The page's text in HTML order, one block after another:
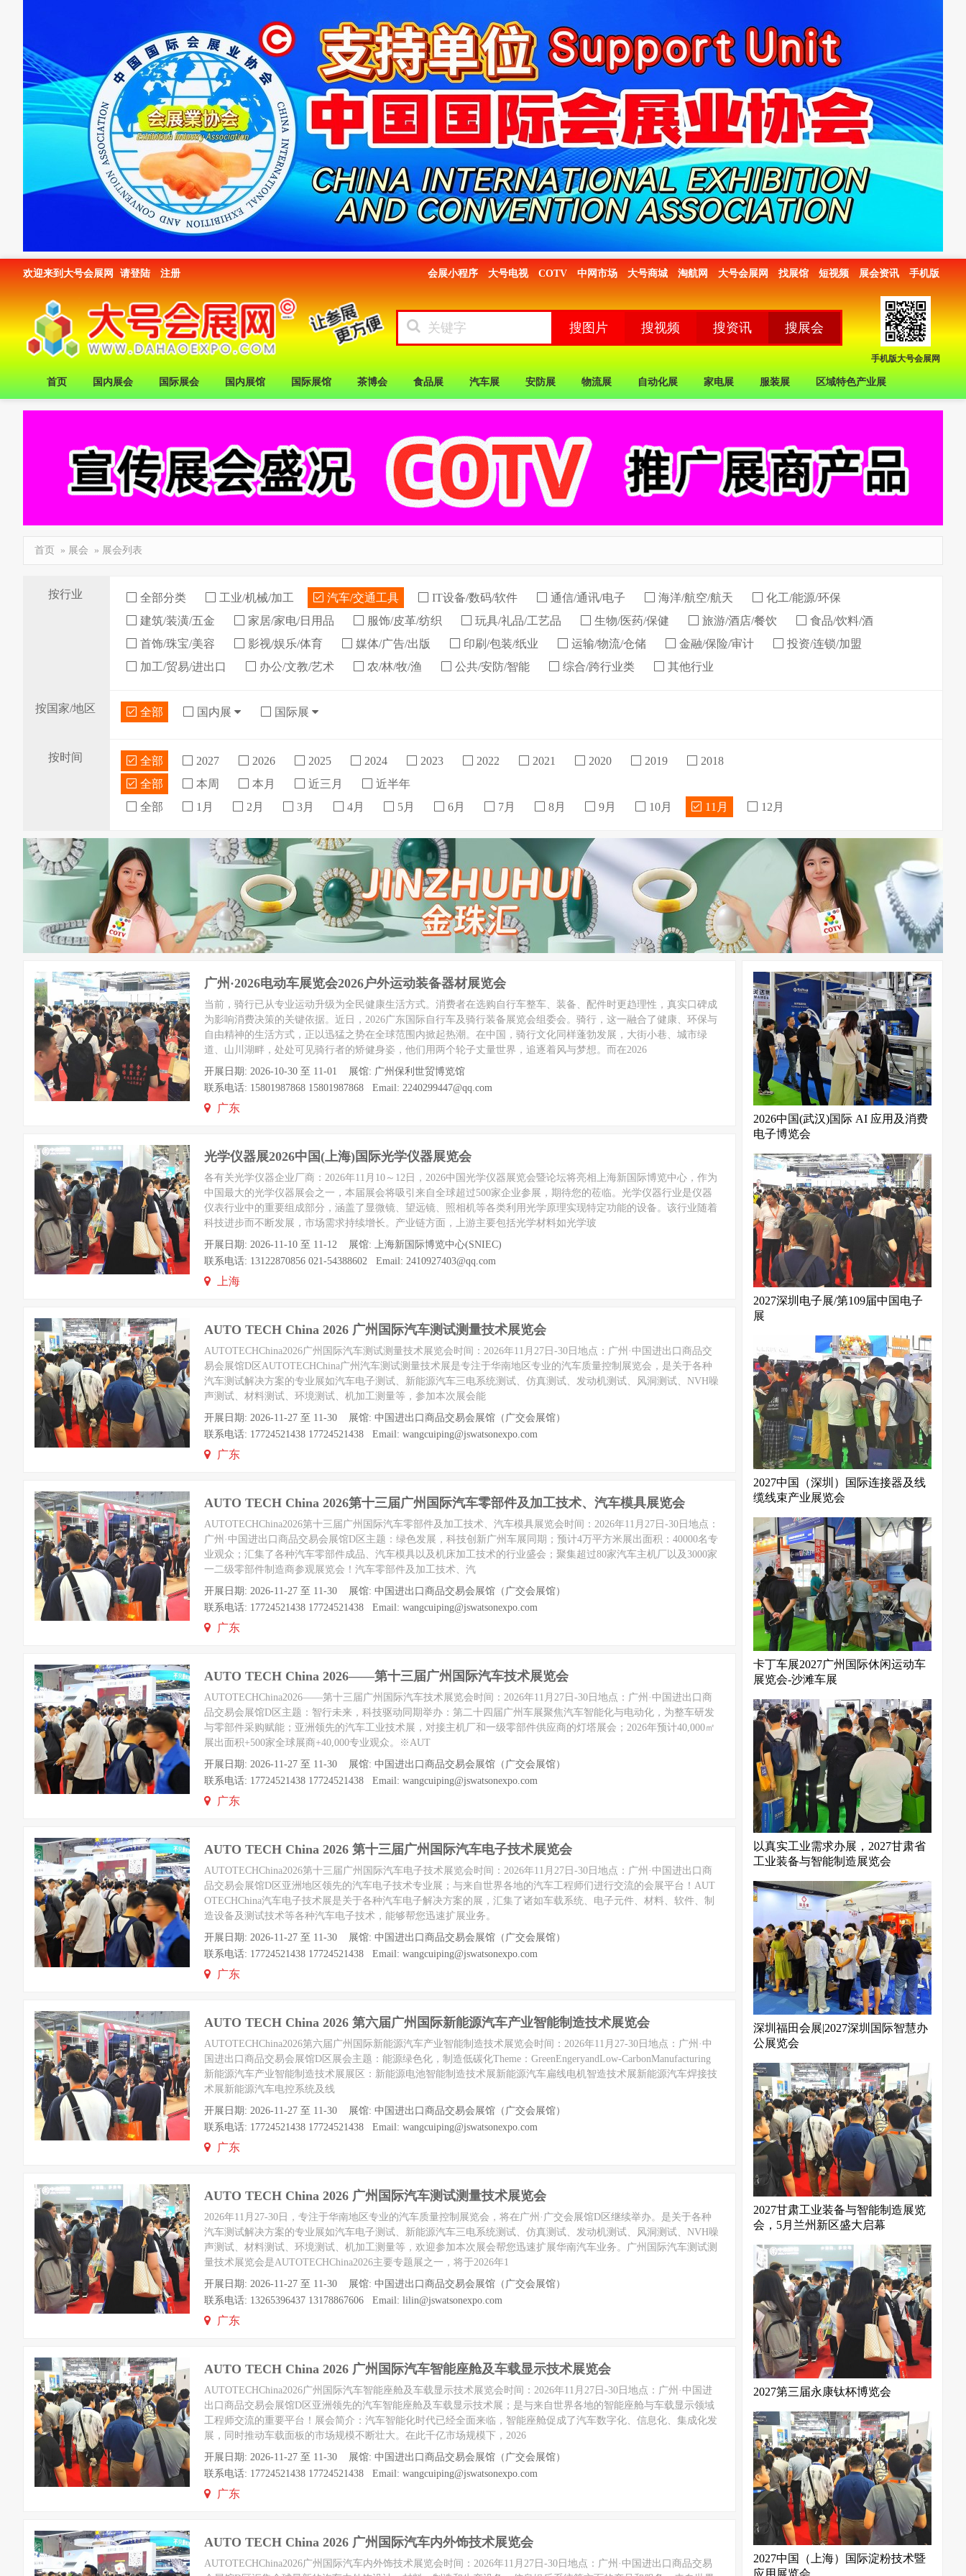
欢迎来到大号会展网 请登陆 注册 会展小程序 大号电视 COTV 中网市场 大号商城 淘航网 大号会展网 找展馆 短视频 展会资讯 手机版
手机版大号会展网
首页 国内展会 国际展会 国内展馆 国际展馆 茶博会 食品展 汽车展 安防展 物流展 自动化展 家电展 服装展 区域特色产业展
首页 » 展会 » 展会列表
按行业 全部分类 工业/机械/加工 汽车/交通工具 IT设备/数码/软件 通信/通讯/电子 海洋/航空/航天
化工/能源/环保
建筑/装潢/五金
家居/家电/日用品 服饰/皮革/纺织 玩具/礼品/工艺品 生物/医药/保健 旅游/酒店/餐饮
食品/饮料/酒
首饰/珠宝/美容
影视/娱乐/体育 媒体/广告/出版 印刷/包装/纸业 运输/物流/仓储 金融/保险/审计
投资/连锁/加盟
加工/贸易/进出口
办公/文教/艺术 农/林/牧/渔 公共/安防/智能 综合/跨行业类 其他行业
按国家/地区 全部 国内展 国际展
按时间 全部 2027 2026 2025 2024 2023 2022 2021 2020 2019
2018
全部
本周 本月 近三月
近半年
全部
1月 2月 3月 4月 5月 6月 7月 8月 9月 10月 11月 12月
广州·2026电动车展览会2026户外运动装备器材展览会
当前，骑行已从专业运动升级为全民健康生活方式。消费者在选购自行车整车、装备、配件时更趋理性，真实口碑成
为影响消费决策的关键依据。近日，2026广东国际自行车及骑行装备展览会组委会。骑行，这一融合了健康、环保与
自由精神的生活方式，正以迅猛之势在全球范围内掀起热潮。在中国，骑行文化同样蓬勃发展，大街小巷、城市绿
道、山川湖畔，处处可见骑行者的矫健身姿，他们用两个轮子丈量世界，追逐着风与梦想。而在2026
开展日期: 2026-10-30 至 11-01 展馆: 广州保利世贸博览馆
联系电话: 15801987868 15801987868 Email: 2240299447@qq.com
广东
光学仪器展2026中国(上海)国际光学仪器展览会
各有关光学仪器企业厂商：2026年11月10～12日，2026中国光学仪器展览会暨论坛将亮相上海新国际博览中心，作为
中国最大的光学仪器展会之一，本届展会将吸引来自全球超过500家企业参展，期待您的莅临。光学仪器行业是仪器
仪表行业中的重要组成部分，涵盖了显微镜、望远镜、照相机等各类利用光学原理实现特定功能的设备。该行业随着
科技进步而不断发展，市场需求持续增长。产业链方面，上游主要包括光学材料如光学玻
开展日期: 2026-11-10 至 11-12 展馆: 上海新国际博览中心(SNIEC)
联系电话: 13122870856 021-54388602 Email: 2410927403@qq.com
上海
​AUTO TECH China 2026 广州国际汽车测试测量技术展览会
AUTOTECHChina2026广州国际汽车测试测量技术展览会时间：2026年11月27日-30日地点：广州·中国进出口商品交
易会展馆D区AUTOTECHChina广州汽车测试测量技术展是专注于华南地区专业的汽车质量控制展览会，是关于各种
汽车测试解决方案的专业展如汽车电子测试、新能源汽车三电系统测试、仿真测试、发动机测试、风洞测试、NVH噪
声测试、材料测试、环境测试、机加工测量等，参加本次展会能
开展日期: 2026-11-27 至 11-30 展馆: 中国进出口商品交易会展馆（广交会展馆）
联系电话: 17724521438 17724521438 Email: wangcuiping@jswatsonexpo.com
广东
AUTO TECH China 2026第十三届广州国际汽车零部件及加工技术、汽车模具展览会
AUTOTECHChina2026第十三届广州国际汽车零部件及加工技术、汽车模具展览会时间：2026年11月27日-30日地点：
广州·中国进出口商品交易会展馆D区主题：绿色发展，科技创新广州车展同期；预计4万平方米展出面积：40000名专
业观众；汇集了各种汽车零部件成品、汽车模具以及机床加工技术的行业盛会；聚集超过80家汽车主机厂以及3000家
一二级零部件制造商参观展览会！汽车零部件及加工技术、汽
开展日期: 2026-11-27 至 11-30 展馆: 中国进出口商品交易会展馆（广交会展馆）
联系电话: 17724521438 17724521438 Email: wangcuiping@jswatsonexpo.com
广东
AUTO TECH China 2026——第十三届广州国际汽车技术展览会
AUTOTECHChina2026——第十三届广州国际汽车技术展览会时间：2026年11月27日-30日地点：广州·中国进出口商
品交易会展馆D区主题：智行未来，科技驱动同期举办：第二十四届广州车展聚焦汽车智能化与电动化，为整车研发
与零部件采购赋能；亚洲领先的汽车工业技术展，对接主机厂和一级零部件供应商的灯塔展会；2026年预计40,000㎡
展出面积+500家全球展商+40,000专业观众。※AUT
开展日期: 2026-11-27 至 11-30 展馆: 中国进出口商品交易会展馆（广交会展馆）
联系电话: 17724521438 17724521438 Email: wangcuiping@jswatsonexpo.com
广东
AUTO TECH China 2026 第十三届广州国际汽车电子技术展览会
AUTOTECHChina2026第十三届广州国际汽车电子技术展览会时间：2026年11月27日-30日地点：广州·中国进出口商
品交易会展馆D区亚洲地区领先的汽车电子技术专业展；与来自世界各地的汽车工程师们进行交流的会展平台！AUT
OTECHChina汽车电子技术展是关于各种汽车电子解决方案的展，汇集了诸如车载系统、电子元件、材料、软件、制
造设备及测试技术等各种汽车电子技术，能够帮您迅速扩展业务。
开展日期: 2026-11-27 至 11-30 展馆: 中国进出口商品交易会展馆（广交会展馆）
联系电话: 17724521438 17724521438 Email: wangcuiping@jswatsonexpo.com
广东
AUTO TECH China 2026 第六届广州国际新能源汽车产业智能制造技术展览会
AUTOTECHChina2026第六届广州国际新能源汽车产业智能制造技术展览会时间：2026年11月27-30日地点：广州·中
国进出口商品交易会展馆D区展会主题：能源绿色化，制造低碳化Theme：GreenEngeryandLow-CarbonManufacturing
新能源汽车产业智能制造技术展展区：新能源电池智能制造技术展新能源汽车扁线电机智造技术展新能源汽车焊接技
术展新能源汽车电控系统及线
开展日期: 2026-11-27 至 11-30 展馆: 中国进出口商品交易会展馆（广交会展馆）
联系电话: 17724521438 17724521438 Email: wangcuiping@jswatsonexpo.com
广东
AUTO TECH China 2026 广州国际汽车测试测量技术展览会
2026年11月27-30日，专注于华南地区专业的汽车质量控制展览会，将在广州·广交会展馆D区继续举办。是关于各种
汽车测试解决方案的专业展如汽车电子测试、新能源汽车三电系统测试、仿真测试、发动机测试、风洞测试、NVH噪
声测试、材料测试、环境测试、机加工测量等，欢迎参加本次展会帮您迅速扩展华南汽车业务。广州国际汽车测试测
量技术展览会是AUTOTECHChina2026主要专题展之一，将于2026年1
开展日期: 2026-11-27 至 11-30 展馆: 中国进出口商品交易会展馆（广交会展馆）
联系电话: 13265396437 13178867606 Email: lilin@jswatsonexpo.com
广东
AUTO TECH China 2026 广州国际汽车智能座舱及车载显示技术展览会
AUTOTECHChina2026广州国际汽车智能座舱及车载显示技术展览会时间：2026年11月27日-30日地点：广州·中国进
出口商品交易会展馆D区亚洲领先的汽车智能座舱及车载显示技术展；是与来自世界各地的智能座舱与车载显示领域
工程师交流的重要平台！展会简介：汽车智能化时代已经全面来临，智能座舱促成了汽车数字化、信息化、集成化发
展，同时推动车载面板的市场规模不断壮大。在此千亿市场规模下，2026
开展日期: 2026-11-27 至 11-30 展馆: 中国进出口商品交易会展馆（广交会展馆）
联系电话: 17724521438 17724521438 Email: wangcuiping@jswatsonexpo.com
广东
AUTO TECH China 2026 广州国际汽车内外饰技术展览会
AUTOTECHChina2026广州国际汽车内外饰技术展览会时间：2026年11月27日-30日地点：广州·中国进出口商品交易
2026中国(武汉)国际 AI 应用及消费
电子博览会
2027深圳电子展/第109届中国电子
展
2027中国（深圳）国际连接器及线
缆线束产业展览会
卡丁车展2027广州国际休闲运动车
展览会-沙滩车展
以真实工业需求办展，2027甘肃省
工业装备与智能制造展览会
深圳福田会展|2027深圳国际智慧办
公展览会
2027甘肃工业装备与智能制造展览
会，5月兰州新区盛大启幕
2027第三届永康钛杯博览会
2027中国（上海）国际淀粉技术暨
应用展览会